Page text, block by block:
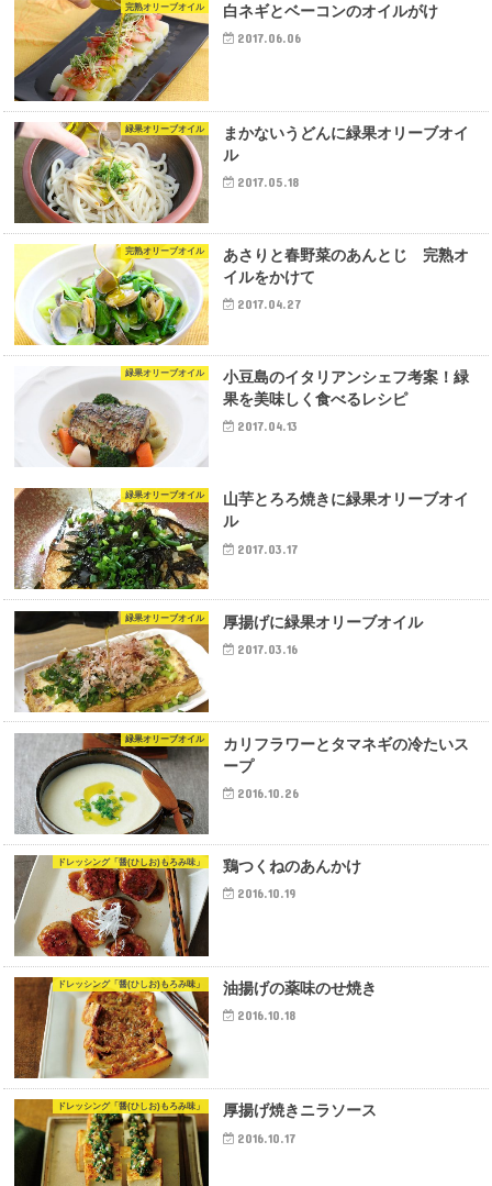
完熟オリーブオイル 白ネギとベーコンのオイルがけ
2017.06.06
緑果オリーブオイル
まかないうどんに緑果オリーブオイ
ル
2017.05.18
完熟オリーブオイル
あさりと春野菜のあんとじ 完熟オ
イルをかけて
2017.04.27
緑果オリーブオイル
小豆島のイタリアンシェフ考案！緑
果を美味しく食べるレシピ
2017.04.13
緑果オリーブオイル
山芋とろろ焼きに緑果オリーブオイ
ル
2017.03.17
緑果オリーブオイル 厚揚げに緑果オリーブオイル
2017.03.16
緑果オリーブオイル
カリフラワーとタマネギの冷たいス
ープ
2016.10.26
ドレッシング「醤(ひしお)もろみ味」 鶏つくねのあんかけ
2016.10.19
ドレッシング「醤(ひしお)もろみ味」 油揚げの薬味のせ焼き
2016.10.18
ドレッシング「醤(ひしお)もろみ味」 厚揚げ焼きニラソース
2016.10.17